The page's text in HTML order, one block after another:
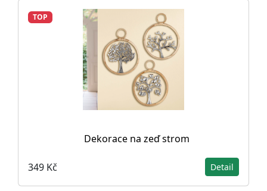
TOP
Dekorace na zeď strom
349 Kč Detail